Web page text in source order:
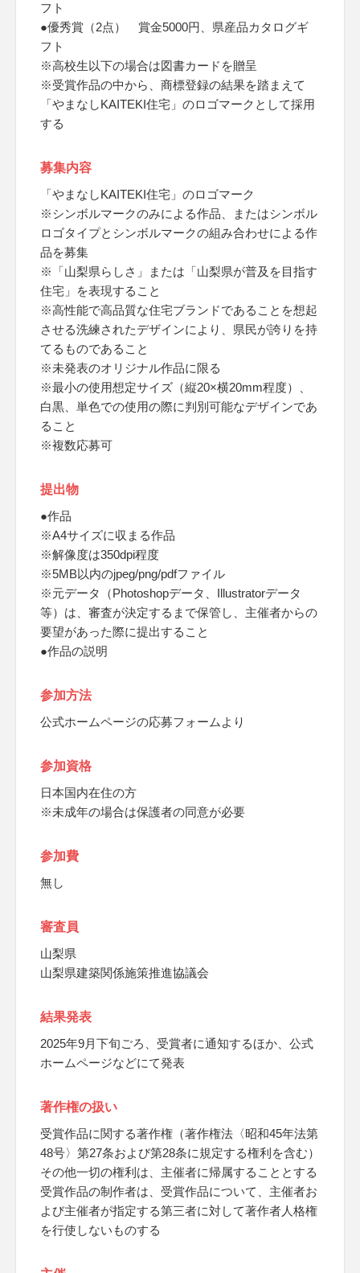
フト
●優秀賞（2点） 賞金5000円、県産品カタログギ
フト
※高校生以下の場合は図書カードを贈呈
※受賞作品の中から、商標登録の結果を踏まえて
「やまなしKAITEKI住宅」のロゴマークとして採用
する
募集内容
「やまなしKAITEKI住宅」のロゴマーク
※シンボルマークのみによる作品、またはシンボル
ロゴタイプとシンボルマークの組み合わせによる作
品を募集
※「山梨県らしさ」または「山梨県が普及を目指す
住宅」を表現すること
※高性能で高品質な住宅ブランドであることを想起
させる洗練されたデザインにより、県民が誇りを持
てるものであること
※未発表のオリジナル作品に限る
※最小の使用想定サイズ（縦20×横20mm程度）、
白黒、単色での使用の際に判別可能なデザインであ
ること
※複数応募可
提出物
●作品
※A4サイズに収まる作品
※解像度は350dpi程度
※5MB以内のjpeg/png/pdfファイル
※元データ（Photoshopデータ、Illustratorデータ
等）は、審査が決定するまで保管し、主催者からの
要望があった際に提出すること
●作品の説明
参加方法
公式ホームページの応募フォームより
参加資格
日本国内在住の方
※未成年の場合は保護者の同意が必要
参加費
無し
審査員
山梨県
山梨県建築関係施策推進協議会
結果発表
2025年9月下旬ごろ、受賞者に通知するほか、公式
ホームページなどにて発表
著作権の扱い
受賞作品に関する著作権（著作権法〈昭和45年法第
48号〉第27条および第28条に規定する権利を含む）
その他一切の権利は、主催者に帰属することとする
受賞作品の制作者は、受賞作品について、主催者お
よび主催者が指定する第三者に対して著作者人格権
を行使しないものする